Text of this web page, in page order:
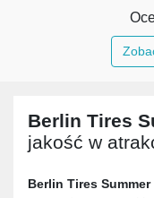
Berlin Tires
jakość w
Berlin Tires Summer